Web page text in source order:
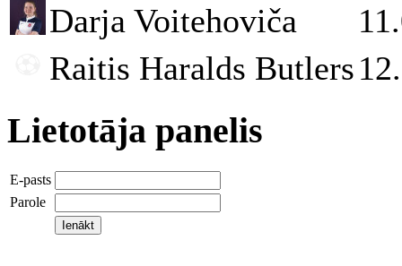
Darja Voitehoviča
Raitis Haralds Butlers
Lietotāja panelis
E-pasts
Parole